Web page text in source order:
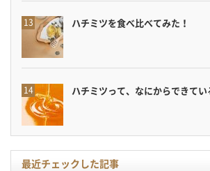
ハチミツを食べ比べてみた！
ハチミツって、なにからできてい
最近チェックした記事